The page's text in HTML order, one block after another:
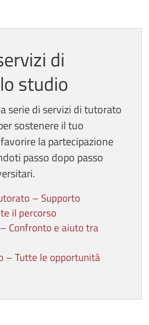
di
studio
serie di servizi di tutorato
sostenere il tuo
la partecipazione
passo dopo passo
– Supporto
il percorso
Confronto e aiuto tra
– Tutte le opportunità